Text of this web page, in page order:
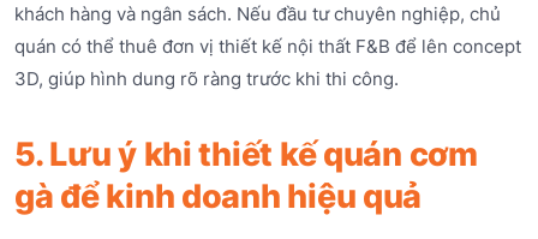
khách hàng và ngân sách. Nếu đầu tư chuyên nghiệp, chủ
quán có thể thuê đơn vị thiết kế nội thất F&B để lên concept
3D, giúp hình dung rõ ràng trước khi thi công.
5. Lưu ý khi thiết kế quán cơm
gà để kinh doanh hiệu quả